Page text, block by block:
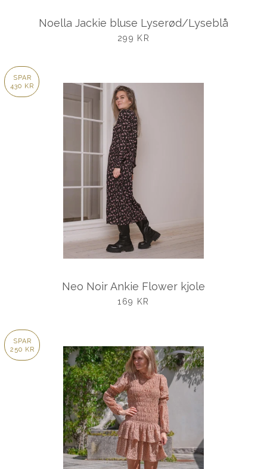
Noella Jackie bluse Lyserød/Lyseblå
UDSALGSPRIS
299 KR
SPAR
430 KR
Neo Noir Ankie Flower kjole
UDSALGSPRIS
169 KR
SPAR
250 KR